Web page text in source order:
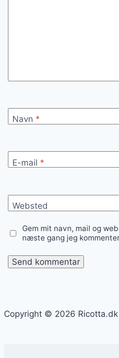
Navn *
E-mail *
Websted
Gem mit navn, mail og
næste gang jeg
Copyright © 2026 Ricotta.dk